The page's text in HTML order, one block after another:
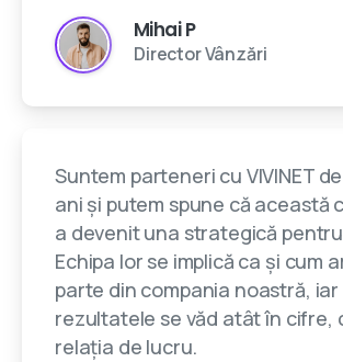
Mihai P
Director Vânzări
Suntem parteneri cu VIVINET
ani și putem spune că această
a devenit una strategică
Echipa lor se implică ca și cum
parte din compania noastră, iar
rezultatele se văd atât în cifre,
relația de lucru.